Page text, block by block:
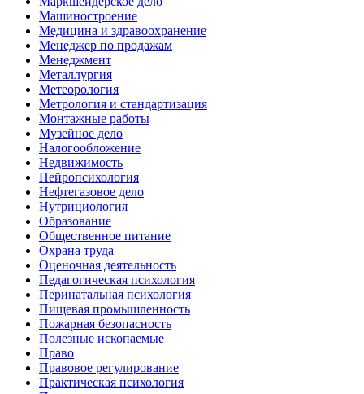
Машиностроение
Медицина и здравоохранение
Менеджер по продажам
Менеджмент
Металлургия
Метеорология
Метрология и стандартизация
Монтажные работы
Музейное дело
Налогообложение
Недвижимость
Нейропсихология
Нефтегазовое дело
Нутрициология
Образование
Общественное питание
Охрана труда
Оценочная деятельность
Педагогическая психология
Перинатальная психология
Пищевая промышленность
Пожарная безопасность
Полезные ископаемые
Право
Правовое регулирование
Практическая психология